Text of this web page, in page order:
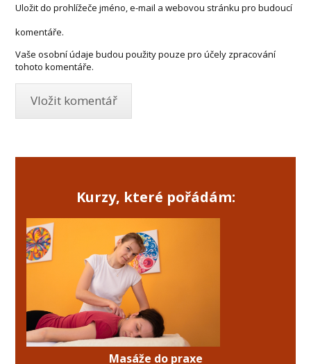
Uložit do prohlížeče jméno, e-mail a webovou stránku pro budoucí
komentáře.
Vaše osobní údaje budou použity pouze pro účely zpracování
tohoto komentáře.
Kurzy, které pořádám:
Masáže do praxe